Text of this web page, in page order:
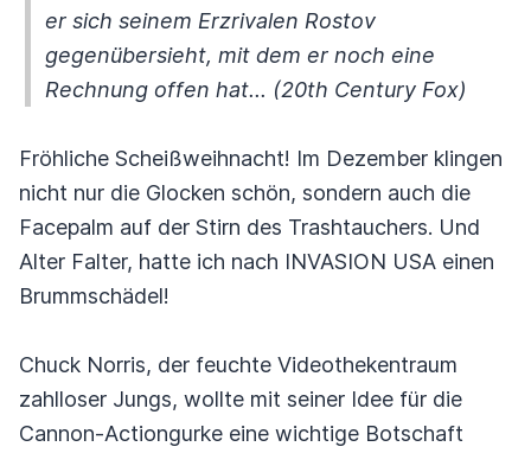
er sich seinem Erzrivalen Rostov
gegenübersieht, mit dem er noch eine
Rechnung offen hat... (20th Century Fox)
Fröhliche Scheißweihnacht! Im Dezember klingen
nicht nur die Glocken schön, sondern auch die
Facepalm auf der Stirn des Trashtauchers. Und
Alter Falter, hatte ich nach INVASION USA einen
Brummschädel!
Chuck Norris, der feuchte Videothekentraum
zahlloser Jungs, wollte mit seiner Idee für die
Cannon-Actiongurke eine wichtige Botschaft